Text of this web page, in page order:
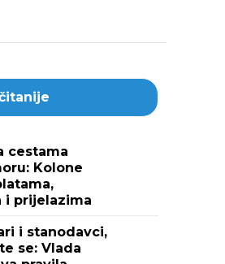
cestama
Kolone
i prijelazima
i stanodavci,
se: Vlada